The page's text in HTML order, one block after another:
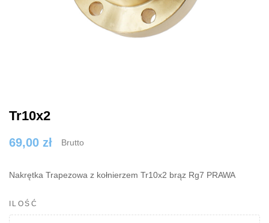
Tr10x2
69,00 zł Brutto
Nakrętka Trapezowa z kołnierzem Tr10x2 brąz Rg7 PRAWA
ILOŚĆ